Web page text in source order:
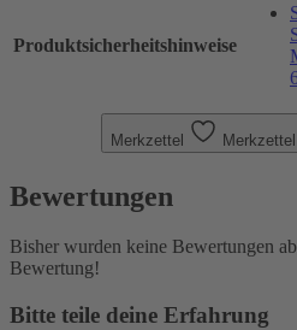
Produktsicherheitshinweise
Merkzettel Merkzettel
Bewertungen
Bisher wurden keine Bewertungen
Bewertung!
Bitte teile deine Erfahrung